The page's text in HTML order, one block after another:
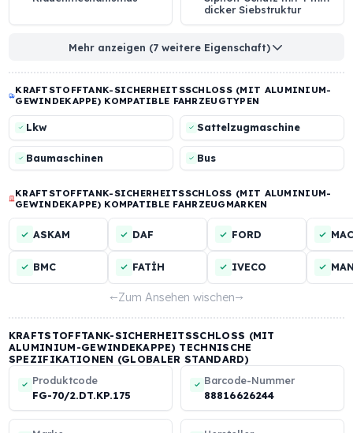
harter originalen
Verriegelungsmodell mit
Klauenmechanismus
Mechanischer Anti-
Siphon-Schutz mit 4
dicker Siebstruktur
Mehr anzeigen (7 weitere Eigenschaft)
KRAFTSTOFFTANK-SICHERHEITSSCHLOSS (MIT
GEWINDEKAPPE) KOMPATIBLE FAHRZEUGTYPEN
Baumaschinen Bus
KRAFTSTOFFTANK-SICHERHEITSSCHLOSS (MIT
GEWINDEKAPPE) KOMPATIBLE FAHRZEUGMARKEN
ASKAM
BMC FATİH
FORD
IVECO